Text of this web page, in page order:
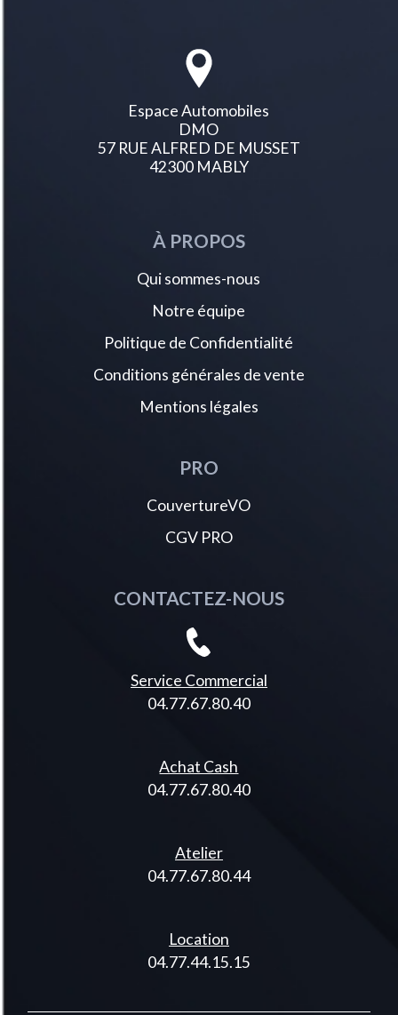
Espace Automobiles
DMO
57 RUE ALFRED DE MUSSET
42300 MABLY
À PROPOS
Qui sommes-nous
Notre équipe
Politique de Confidentialité
Conditions générales de vente
Mentions légales
PRO
CouvertureVO
CGV PRO
CONTACTEZ-NOUS
Service Commercial
04.77.67.80.40
Achat Cash
04.77.67.80.40
Atelier
04.77.67.80.44
Location
04.77.44.15.15